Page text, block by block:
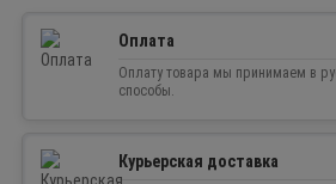
Оплата
Оплату товара мы принимаем в
способы.
Курьерская доставка